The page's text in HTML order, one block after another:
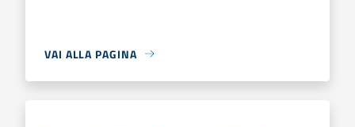
VAI ALLA PAGINA